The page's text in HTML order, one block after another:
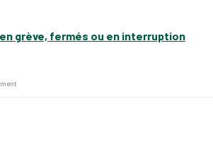
grève, fermés ou en interruption